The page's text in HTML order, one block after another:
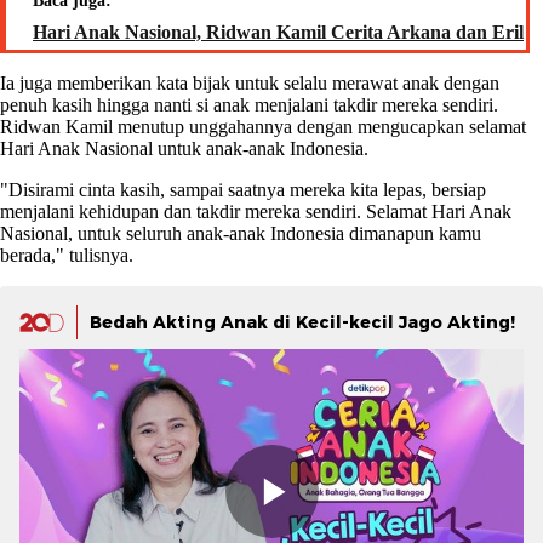
Hari Anak Nasional, Ridwan Kamil Cerita Arkana dan Eril
Ia juga memberikan kata bijak untuk selalu merawat anak dengan
penuh kasih hingga nanti si anak menjalani takdir mereka sendiri.
Ridwan Kamil menutup unggahannya dengan mengucapkan selamat
Hari Anak Nasional untuk anak-anak Indonesia.
"Disirami cinta kasih, sampai saatnya mereka kita lepas, bersiap
menjalani kehidupan dan takdir mereka sendiri. Selamat Hari Anak
Nasional, untuk seluruh anak-anak Indonesia dimanapun kamu
berada," tulisnya.
Bedah Akting Anak di Kecil-kecil Jago Akting!